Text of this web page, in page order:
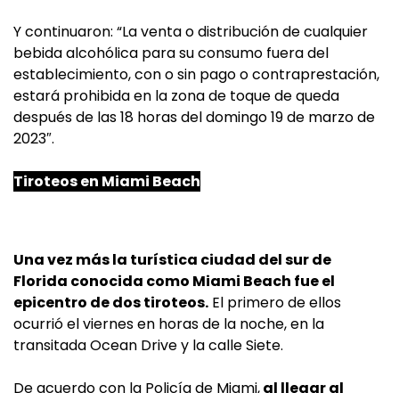
Y continuaron: “La venta o distribución de cualquier
bebida alcohólica para su consumo fuera del
establecimiento, con o sin pago o contraprestación,
estará prohibida en la zona de toque de queda
después de las 18 horas del domingo 19 de marzo de
2023″.
Tiroteos en Miami Beach
Una vez más la turística ciudad del sur de
Florida conocida como Miami Beach fue el
epicentro de dos tiroteos. El primero de ellos
ocurrió el viernes en horas de la noche, en la
transitada Ocean Drive y la calle Siete.
De acuerdo con la Policía de Miami,al llegar al